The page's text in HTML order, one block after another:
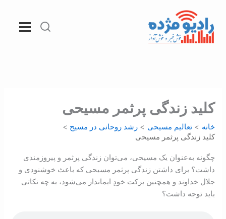
محتوا
کليد زندگی پرثمر مسيحی
خانه تعالیم مسیحی
رشد روحانی در مسيح
کليد زندگی پرثمر مسيحی
چگونه به‌عنوان يک مسيحی، می‌توان زندگی پرثمر و پيروزمندی
داشت؟ برای داشتن زندگی پرثمر مسيحی که باعث خوشنودی و
جلال خداوند و همچنين برکت خودِ ايماندار می‌شود، به چه نکاتی
بايد توجه داشت؟